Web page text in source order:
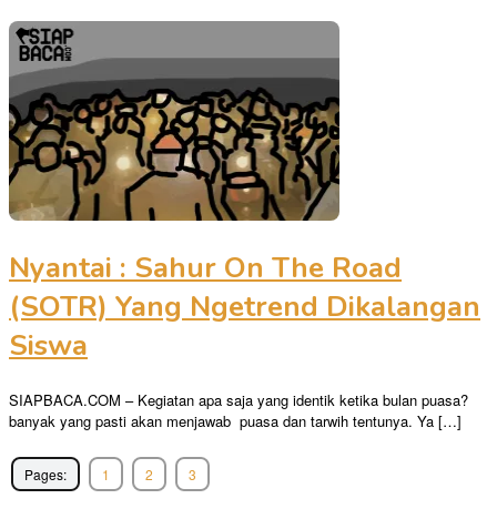
Nyantai : Sahur On The Road
(SOTR) Yang Ngetrend Dikalangan
Siswa
SIAPBACA.COM – Kegiatan apa saja yang identik ketika bulan puasa?
banyak yang pasti akan menjawab puasa dan tarwih tentunya. Ya […]
Pages: 1 2 3